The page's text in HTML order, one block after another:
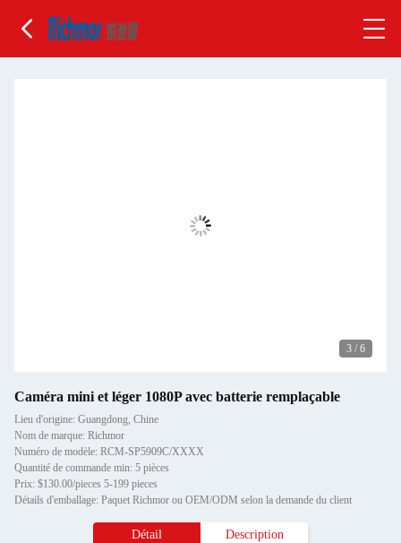
3 / 6
Caméra mini et léger 1080P avec batterie remplaçable
Lieu d'origine: Guangdong, Chine
Nom de marque: Richmor
Numéro de modèle: RCM-SP5909C/XXXX
Quantité de commande min: 5 pièces
Prix: $130.00/pieces 5-199 pieces
Détails d'emballage: Paquet Richmor ou OEM/ODM selon la demande du client
Détail Description